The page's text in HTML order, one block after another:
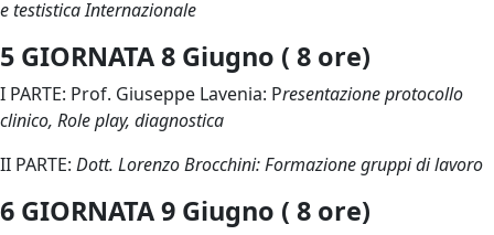
e testistica Internazionale
5 GIORNATA 8 Giugno ( 8 ore)
I PARTE: Prof. Giuseppe Lavenia: Presentazione protocollo
clinico, Role play, diagnostica
II PARTE: Dott. Lorenzo Brocchini: Formazione gruppi di lavoro
6 GIORNATA 9 Giugno ( 8 ore)